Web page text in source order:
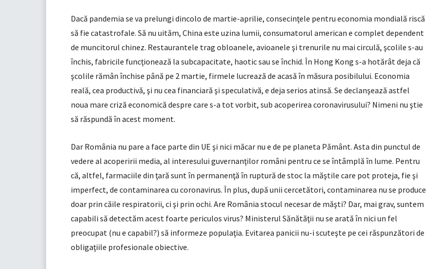
Dacă pandemia se va prelungi dincolo de martie-aprilie, consecinţele pentru economia mondială riscă
să fie catastrofale. Să nu uităm, China este uzina lumii, consumatorul american e complet dependent
de muncitorul chinez. Restaurantele trag obloanele, avioanele şi trenurile nu mai circulă, şcolile s-au
închis, fabricile funcţionează la subcapacitate, haotic sau se închid. În Hong Kong s-a hotărât deja că
şcolile rămân închise până pe 2 martie, firmele lucrează de acasă în măsura posibilului. Economia
reală, cea productivă, şi nu cea financiară şi speculativă, e deja serios atinsă. Se declanşează astfel
noua mare criză economică despre care s-a tot vorbit, sub acoperirea coronavirusului? Nimeni nu ştie
să răspundă în acest moment.
Dar România nu pare a face parte din UE şi nici măcar nu e de pe planeta Pământ. Asta din punctul de
vedere al acoperirii media, al interesului guvernanţilor români pentru ce se întâmplă în lume. Pentru
că, altfel, farmaciile din ţară sunt în permanenţă în ruptură de stoc la măştile care pot proteja, fie şi
imperfect, de contaminarea cu coronavirus. În plus, după unii cercetători, contaminarea nu se produce
doar prin căile respiratorii, ci şi prin ochi. Are România stocul necesar de măşti? Dar, mai grav, suntem
capabili să detectăm acest foarte periculos virus? Ministerul Sănătăţii nu se arată în nici un fel
preocupat (nu e capabil?) să informeze populaţia. Evitarea panicii nu-i scuteşte pe cei răspunzători de
obligaţiile profesionale obiective.